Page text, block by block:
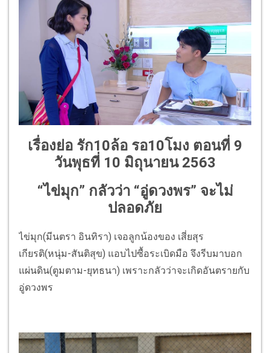
เรื่องย่อ รัก10ล้อ รอ10โมง ตอนที่ 9
วันพุธที่ 10 มิถุนายน 2563
“ไข่มุก” กลัวว่า “อู่ดวงพร” จะไม่
ปลอดภัย
ไข่มุก(มีนตรา อินทิรา) เจอลูกน้องของ เสี่ยสุร
เกียรติ(หนุ่ม-สันติสุข) แอบไปซื้อระเบิดมือ จึงรีบมาบอก
แผ่นดิน(ตูมตาม-ยุทธนา) เพราะกลัวว่าจะเกิดอันตรายกับ
อู่ดวงพร